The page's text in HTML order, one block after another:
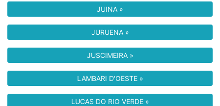
JUINA »
JURUENA »
JUSCIMEIRA »
LAMBARI D'OESTE »
LUCAS DO RIO VERDE »